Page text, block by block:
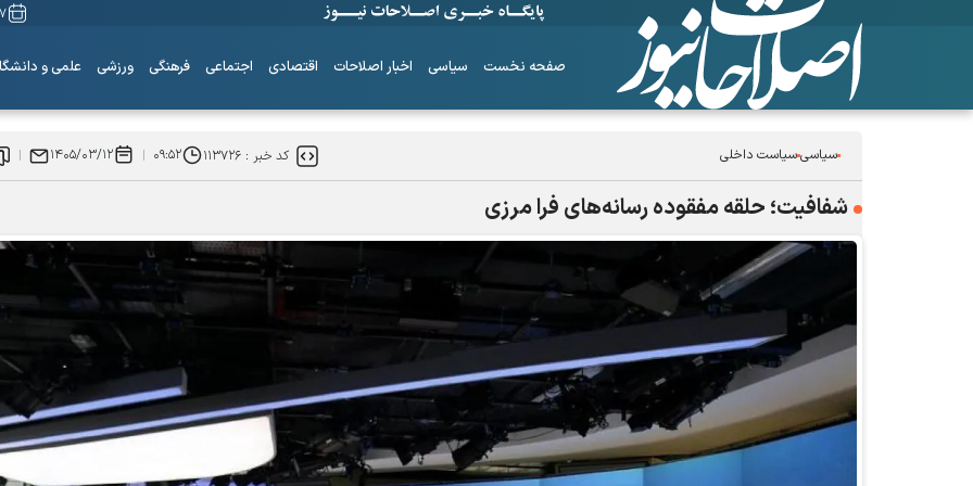
۱۷
صفحه نخست سیاسی اخبار اصلاحات اقتصادی اجتماعی فرهنگی ورزشی علمی و
سیاسیسیاست داخلی کد خبر :۱۱۳۷۲۶ ۰۹:۵۲ ۱۴۰۵/۰۳/۱۲
شفافیت؛ حلقه مفقوده رسانه‌های فرا مرزی
ساز‌های همیشه ناکوک!